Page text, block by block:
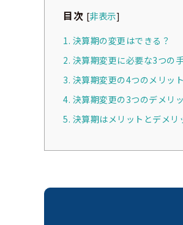
目次 [非表示]
1. 決算期の変更はできる？
2. 決算期変更に必要な3つの
3. 決算期変更の4つのメリット
4. 決算期変更の3つのデメリ
5. 決算期はメリットとデメ